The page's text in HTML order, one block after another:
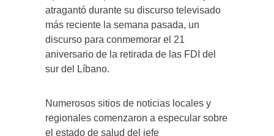
atragantó durante su discurso televisado
más reciente la semana pasada, un
discurso para conmemorar el 21
aniversario de la retirada de las FDI del
sur del Líbano.
Numerosos sitios de noticias locales y
regionales comenzaron a especular sobre
el estado de salud del jefe